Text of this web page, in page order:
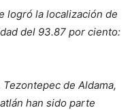
logró la localización de
del 93.87 por ciento:
de Aldama,
han sido parte